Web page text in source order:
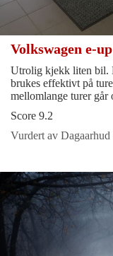
Volkswagen e-
Utrolig kjekk liten bil.
brukes effektivt på
mellomlange turer går
Score 9.2
Vurdert av Dagaarhud